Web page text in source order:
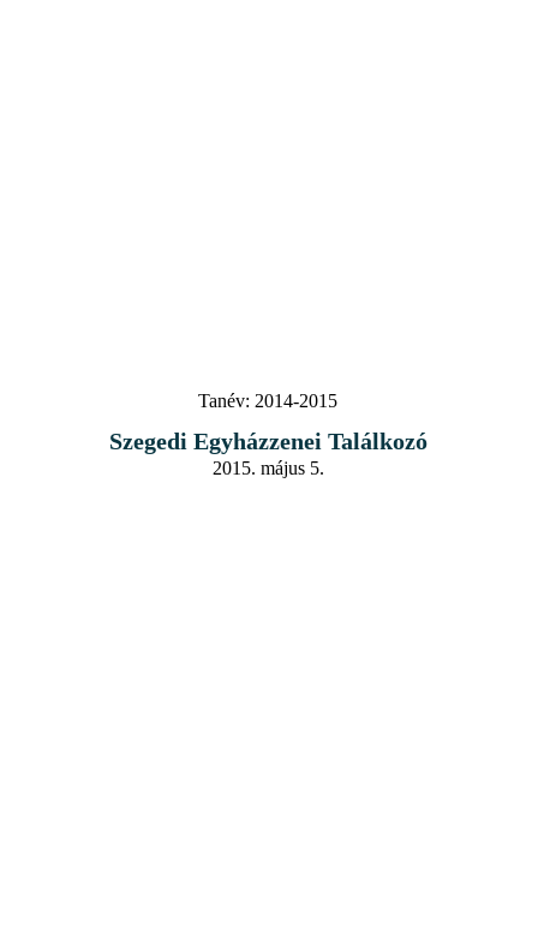
Tanév: 2014-2015
Szegedi Egyházzenei Találkozó
2015. május 5.